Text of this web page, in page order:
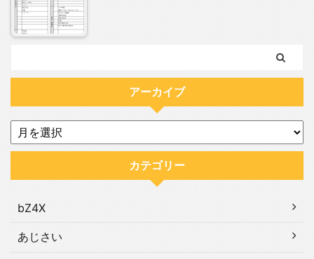
アーカイブ
カテゴリー
bZ4X
あじさい